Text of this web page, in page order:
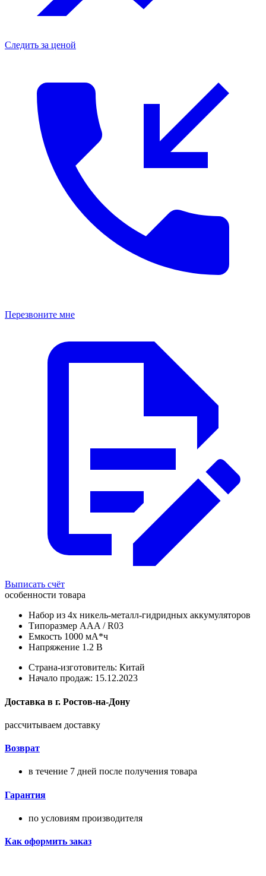
Следить за ценой
Перезвоните мне
Выписать счёт
особенности товара
Набор из 4х никель-металл-гидридных аккумуляторов
Типоразмер AAA / R03
Емкость 1000 мА*ч
Напряжение 1.2 В
Страна-изготовитель: Китай
Начало продаж: 15.12.2023
Доставка в г. Ростов-на-Дону
рассчитываем доставку
Возврат
в течение 7 дней после получения товара
Гарантия
по условиям производителя
Как оформить заказ